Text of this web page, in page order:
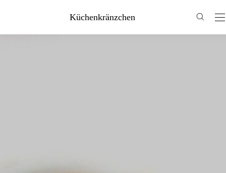
Küchenkränzchen